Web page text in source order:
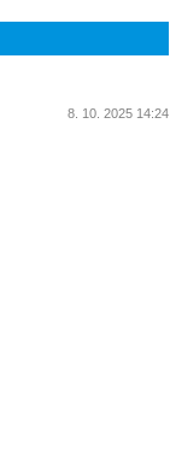
8. 10. 2025 14:24